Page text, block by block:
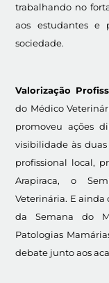
trabalhando no
aos estudantes e
sociedade.
Valorização
do Médico
promoveu ações
visibilidade às
profissional local,
Arapiraca, o
Veterinária. E ainda
da Semana do
Patologias
debate junto aos